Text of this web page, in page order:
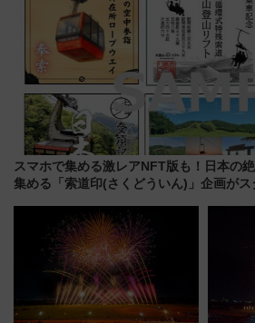
スマホで集める激レアNFT版も！日本の
集める「索道印(さくどういん)」企画がス